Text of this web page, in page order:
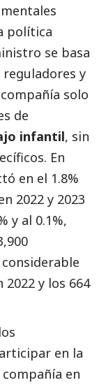
política
se basa
y
solo
de
infantil, sin
En
en el 1.8%
2022 y 2023
y al 0.1%,
y los 664
en la
compañía en